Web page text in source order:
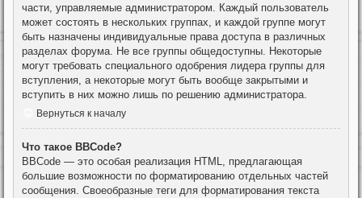
части, управляемые администратором. Каждый пользователь
может состоять в нескольких группах, и каждой группе могут
быть назначены индивидуальные права доступа в различных
разделах форума. Не все группы общедоступны. Некоторые
могут требовать специального одобрения лидера группы для
вступления, а некоторые могут быть вообще закрытыми и
вступить в них можно лишь по решению администратора.
Вернуться к началу
Что такое BBCode?
BBCode — это особая реализация HTML, предлагающая
большие возможности по форматированию отдельных частей
сообщения. Своеобразные теги для форматирования текста